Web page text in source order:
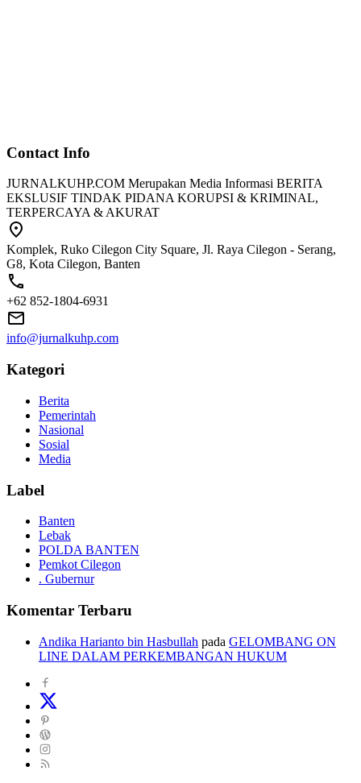
Contact Info
JURNALKUHP.COM Merupakan Media Informasi BERITA
EKSLUSIF TINDAK PIDANA KORUPSI & KRIMINAL,
TERPERCAYA & AKURAT
Komplek, Ruko Cilegon City Square, Jl. Raya Cilegon - Serang,
G8, Kota Cilegon, Banten
+62 852-1804-6931
info@jurnalkuhp.com
Kategori
Berita
Pemerintah
Nasional
Sosial
Media
Label
Banten
Lebak
POLDA BANTEN
Pemkot Cilegon
. Gubernur
Komentar Terbaru
Andika Harianto bin Hasbullah pada GELOMBANG ON
LINE DALAM PERKEMBANGAN HUKUM